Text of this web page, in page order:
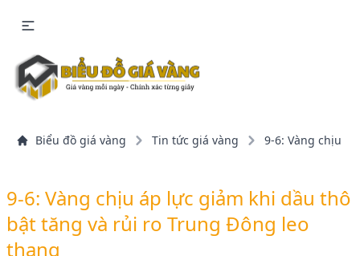
Biểu đồ giá vàng Tin tức giá vàng 9-6: Vàng chịu
9-6: Vàng chịu áp lực giảm khi dầu thô
bật tăng và rủi ro Trung Đông leo
thang